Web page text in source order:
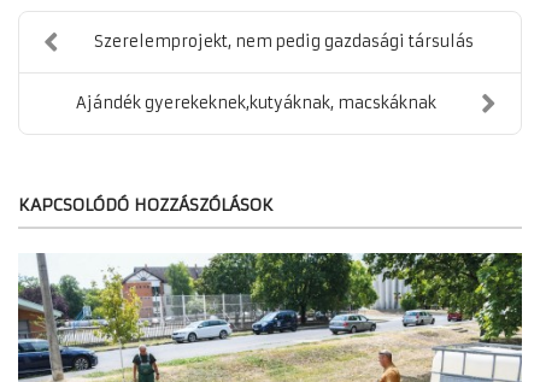
Szerelemprojekt, nem pedig gazdasági társulás
Ajándék gyerekeknek,kutyáknak, macskáknak
KAPCSOLÓDÓ HOZZÁSZÓLÁSOK